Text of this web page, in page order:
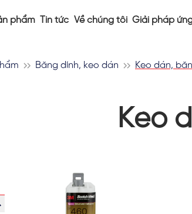
phẩm Tin tức Về chúng tôi Giải pháp
Băng dính, keo dán Keo dán,
Keo